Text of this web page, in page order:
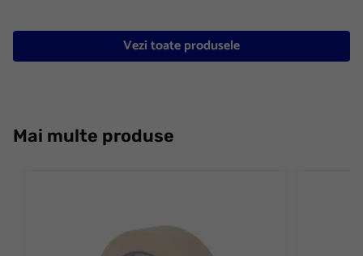
Vezi toate produsele
Mai multe produse